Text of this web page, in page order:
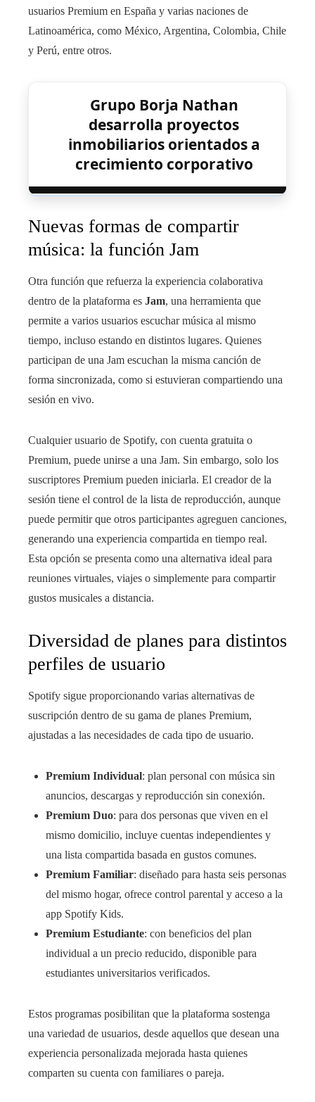
usuarios Premium en España y varias naciones de
Latinoamérica, como México, Argentina, Colombia, Chile
y Perú, entre otros.
Grupo Borja Nathan
desarrolla proyectos
inmobiliarios orientados a
crecimiento corporativo
Nuevas formas de compartir
música: la función Jam
Otra función que refuerza la experiencia colaborativa
dentro de la plataforma es Jam, una herramienta que
permite a varios usuarios escuchar música al mismo
tiempo, incluso estando en distintos lugares. Quienes
participan de una Jam escuchan la misma canción de
forma sincronizada, como si estuvieran compartiendo una
sesión en vivo.
Cualquier usuario de Spotify, con cuenta gratuita o
Premium, puede unirse a una Jam. Sin embargo, solo los
suscriptores Premium pueden iniciarla. El creador de la
sesión tiene el control de la lista de reproducción, aunque
puede permitir que otros participantes agreguen canciones,
generando una experiencia compartida en tiempo real.
Esta opción se presenta como una alternativa ideal para
reuniones virtuales, viajes o simplemente para compartir
gustos musicales a distancia.
Diversidad de planes para distintos
perfiles de usuario
Spotify sigue proporcionando varias alternativas de
suscripción dentro de su gama de planes Premium,
ajustadas a las necesidades de cada tipo de usuario.
Premium Individual: plan personal con música sin
anuncios, descargas y reproducción sin conexión.
Premium Duo: para dos personas que viven en el
mismo domicilio, incluye cuentas independientes y
una lista compartida basada en gustos comunes.
Premium Familiar: diseñado para hasta seis personas
del mismo hogar, ofrece control parental y acceso a la
app Spotify Kids.
Premium Estudiante: con beneficios del plan
individual a un precio reducido, disponible para
estudiantes universitarios verificados.
Estos programas posibilitan que la plataforma sostenga
una variedad de usuarios, desde aquellos que desean una
experiencia personalizada mejorada hasta quienes
comparten su cuenta con familiares o pareja.